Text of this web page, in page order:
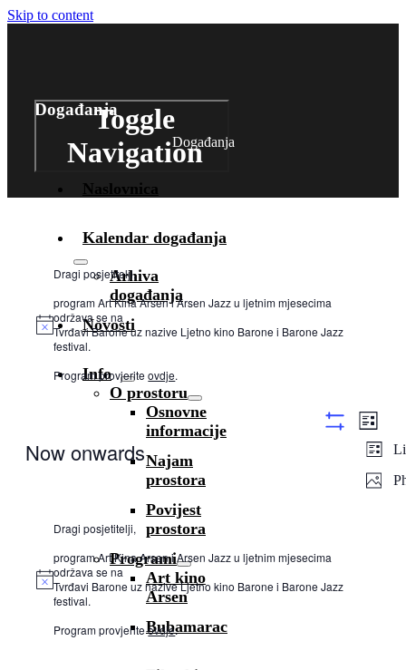
Skip to content
Toggle
Navigation
Naslovnica
Kalendar događanja
Arhiva
događanja
Novosti
Info
O prostoru
Osnovne
informacije
Najam
prostora
Povijest
prostora
Programi
Art kino
Arsen
Bubamarac
Događanja
Događanja
Dragi posjetitelji,
program Art Kina Arsen i Arsen Jazz u ljetnim mjesecima
održava se na
Tvrđavi Barone uz nazive Ljetno kino Barone i Barone Jazz
festival.
Program provjeriteovdje.
Views
Popis
Now onwards
Dragi posjetitelji,
program Art Kina Arsen i Arsen Jazz u ljetnim mjesecima
održava se na
Tvrđavi Barone uz nazive Ljetno kino Barone i Barone Jazz
festival.
Program provjeriteovdje.